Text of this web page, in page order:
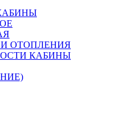
И ОТОПЛЕНИЯ
КАБИНЫ